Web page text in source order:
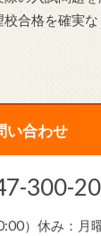
合格を確実
い合わせ
300-
）休み：月